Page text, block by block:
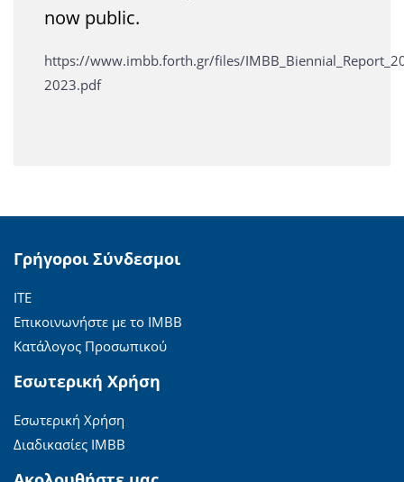
now public.
https://www.imbb.forth.gr/files/
2023.pdf
Γρήγοροι Σύνδεσμοι
ΙΤΕ
Επικοινωνήστε με το ΙΜΒΒ
Κατάλογος Προσωπικού
Εσωτερική Χρήση
Εσωτερική Χρήση
Διαδικασίες ΙΜΒΒ